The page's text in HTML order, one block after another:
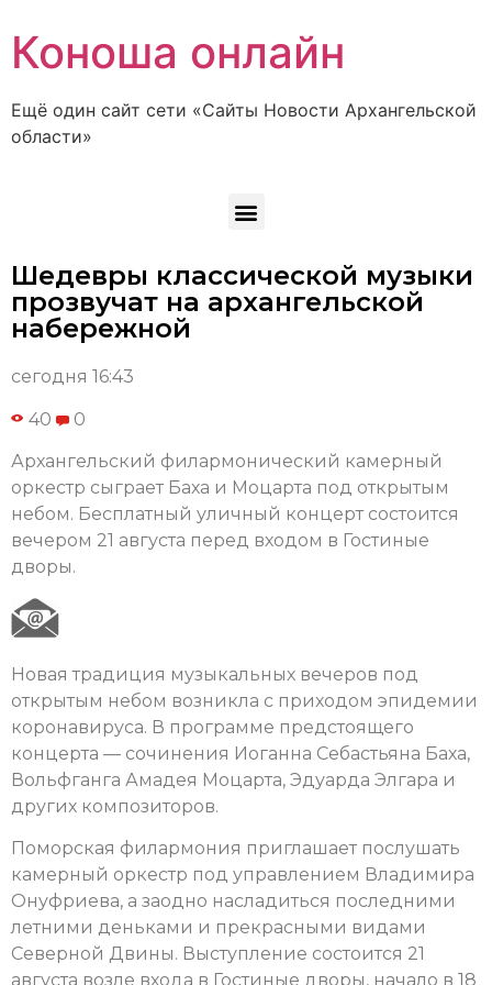
Коноша онлайн
Ещё один сайт сети «Сайты Новости Архангельской
области»
Шедевры классической музыки
прозвучат на архангельской
набережной
сегодня 16:43
40 0
Архангельский филармонический камерный
оркестр сыграет Баха и Моцарта под открытым
небом. Бесплатный уличный концерт состоится
вечером 21 августа перед входом в Гостиные
дворы.
Новая традиция музыкальных вечеров под
открытым небом возникла с приходом эпидемии
коронавируса. В программе предстоящего
концерта — сочинения Иоганна Себастьяна Баха,
Вольфганга Амадея Моцарта, Эдуарда Элгара и
других композиторов.
Поморская филармония приглашает послушать
камерный оркестр под управлением Владимира
Онуфриева, а заодно насладиться последними
летними деньками и прекрасными видами
Северной Двины. Выступление состоится 21
августа возле входа в Гостиные дворы, начало в 18